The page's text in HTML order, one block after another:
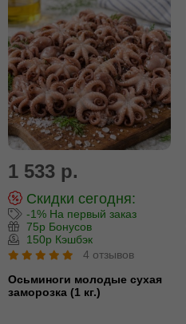
1 533 р.
Скидки сегодня:
-1% На первый заказ
75р Бонусов
150р Кэшбэк
4 отзывов
Осьминоги молодые сухая
заморозка (1 кг.)